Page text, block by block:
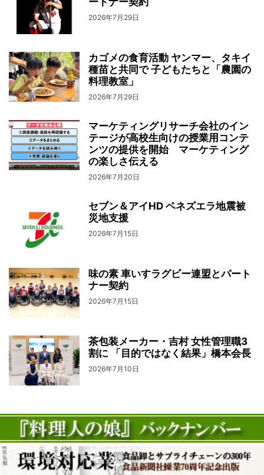
2026年7月29日
カゴメの食育活動 ヤンマー、タキイ
種苗と共同で 子どもたちと「農園の
料理教室」
2026年7月29日
マーケティングリサーチ会社のイン
テージが高校生向けの授業用コンテ
ンツの提供を開始 マーケティング
の楽しさ伝える
2026年7月20日
セブン＆アイHD ベネズエラ地震被
災地支援
2026年7月15日
味の素 車いすラグビー連盟とパート
ナー契約
2026年7月15日
茶包装メーカー・吉村 女性管理職3
割に 「目的ではなく結果」橋本会長
2026年7月10日